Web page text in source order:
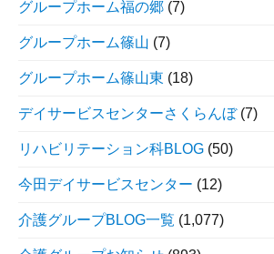
グループホーム福の郷 (7)
グループホーム篠山 (7)
グループホーム篠山東 (18)
デイサービスセンターさくらんぼ(7)
リハビリテーション科BLOG (50)
今田デイサービスセンター (12)
介護グループBLOG一覧 (1,077)